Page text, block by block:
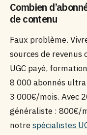
Combien
de contenu
Faux problème.
sources de revenus
UGC payé,
8 000 abonnés
3 000€/mois. Avec
généraliste : 800€/
notrespécialistes